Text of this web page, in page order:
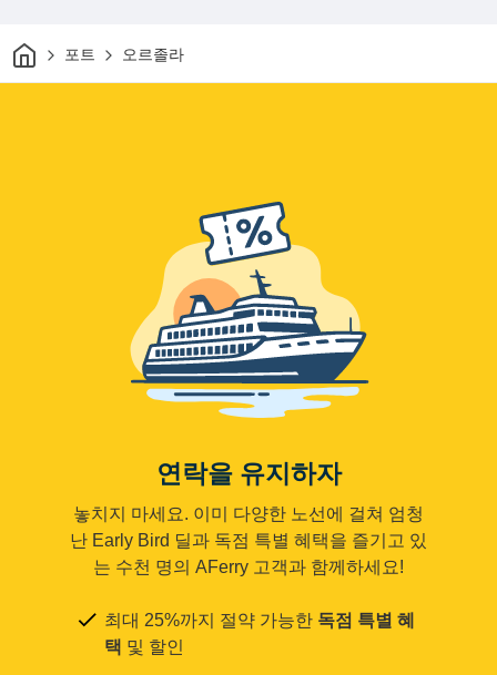
집 포트 오르졸라
연락을 유지하자
놓치지 마세요. 이미 다양한 노선에 걸쳐 엄청
난 Early Bird 딜과 독점 특별 혜택을 즐기고 있
는 수천 명의 AFerry 고객과 함께하세요!
최대 25%까지 절약 가능한 독점 특별 혜
택 및 할인